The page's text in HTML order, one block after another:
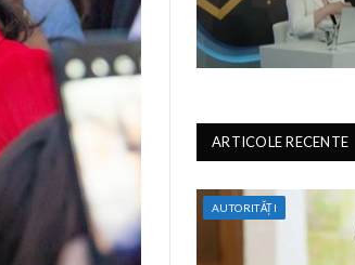
ARTICOLE RECENTE
AUTORITĂȚI